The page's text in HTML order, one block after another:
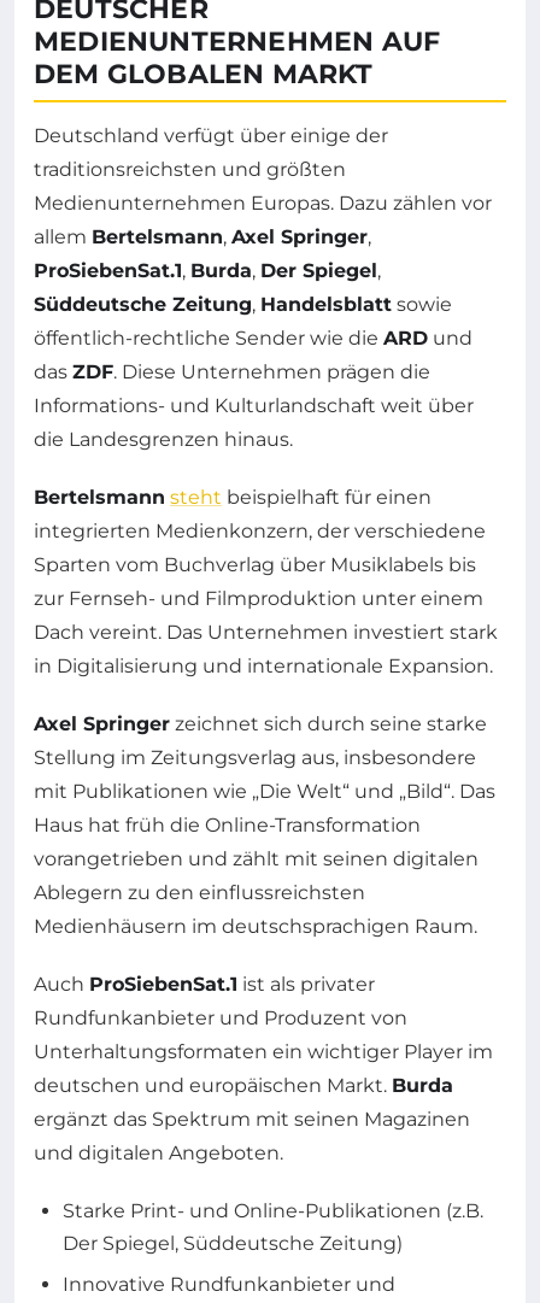
DEUTSCHER
MEDIENUNTERNEHMEN AUF
DEM GLOBALEN MARKT
Deutschland verfügt über einige der
traditionsreichsten und größten
Medienunternehmen Europas. Dazu zählen vor
allem Bertelsmann, Axel Springer,
ProSiebenSat.1, Burda, Der Spiegel,
Süddeutsche Zeitung, Handelsblatt sowie
öffentlich-rechtliche Sender wie die ARD und
das ZDF. Diese Unternehmen prägen die
Informations- und Kulturlandschaft weit über
die Landesgrenzen hinaus.
Bertelsmann steht beispielhaft für einen
integrierten Medienkonzern, der verschiedene
Sparten vom Buchverlag über Musiklabels bis
zur Fernseh- und Filmproduktion unter einem
Dach vereint. Das Unternehmen investiert stark
in Digitalisierung und internationale Expansion.
Axel Springer zeichnet sich durch seine starke
Stellung im Zeitungsverlag aus, insbesondere
mit Publikationen wie „Die Welt“ und „Bild“. Das
Haus hat früh die Online-Transformation
vorangetrieben und zählt mit seinen digitalen
Ablegern zu den einflussreichsten
Medienhäusern im deutschsprachigen Raum.
Auch ProSiebenSat.1 ist als privater
Rundfunkanbieter und Produzent von
Unterhaltungsformaten ein wichtiger Player im
deutschen und europäischen Markt. Burda
ergänzt das Spektrum mit seinen Magazinen
und digitalen Angeboten.
Starke Print- und Online-Publikationen (z.B.
Der Spiegel, Süddeutsche Zeitung)
Innovative Rundfunkanbieter und